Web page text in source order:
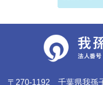
〒270-1192 千葉県我孫